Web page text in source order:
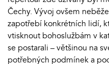
Čechy. Vývoj ovšem
zapotřebí konkrétních lidí,
vtisknout bohoslužbám v
se postarali – většinou na
potřebných podmínek a